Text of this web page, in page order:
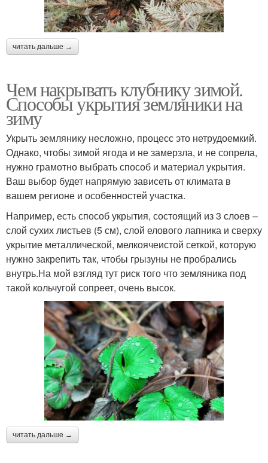
читать дальше →
Чем накрывать клубнику зимой.
Способы укрытия земляники на
зиму
Укрыть землянику несложно, процесс это нетрудоемкий.
Однако, чтобы зимой ягода и не замерзла, и не сопрела,
нужно грамотно выбрать способ и материал укрытия.
Ваш выбор будет напрямую зависеть от климата в
вашем регионе и особенностей участка.
Например, есть способ укрытия, состоящий из 3 слоев –
слой сухих листьев (5 см), слой елового лапника и сверху
укрытие металлической, мелкоячеистой сеткой, которую
нужно закрепить так, чтобы грызуны не пробрались
внутрь.На мой взгляд тут риск того что земляника под
такой кольчугой сопреет, очень высок.
читать дальше →